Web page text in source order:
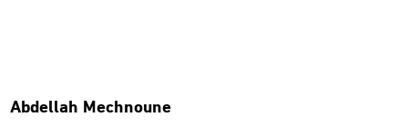
Abdellah Mechnoune